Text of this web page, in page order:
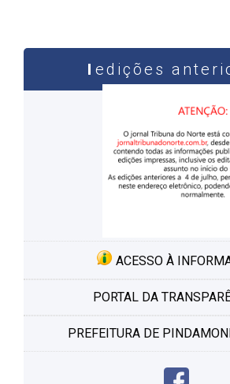
edições
ACESSO À
PORTAL DA
PREFEITURA DE